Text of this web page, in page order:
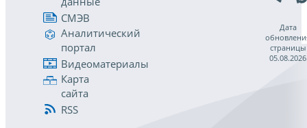
СМЭВ
Аналитический
портал
Видеоматериалы
Карта
сайта
RSS
Дата
страницы
05.08.2026